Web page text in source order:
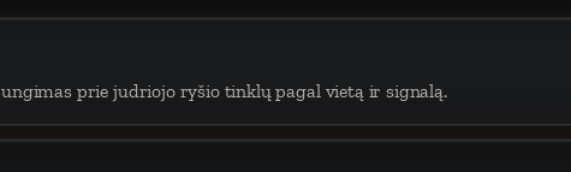
prie judriojo ryšio tinklų pagal vietą ir signalą.